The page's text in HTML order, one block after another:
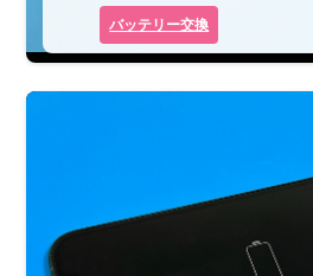
バッテリー交換